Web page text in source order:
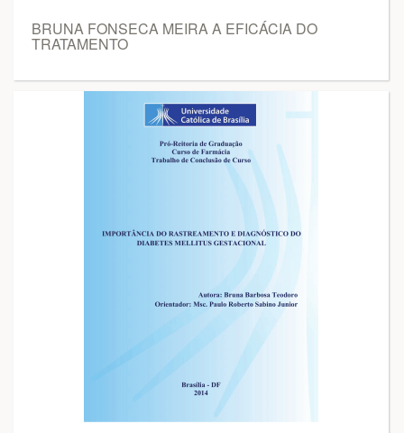
BRUNA FONSECA MEIRA A EFICÁCIA DO
TRATAMENTO